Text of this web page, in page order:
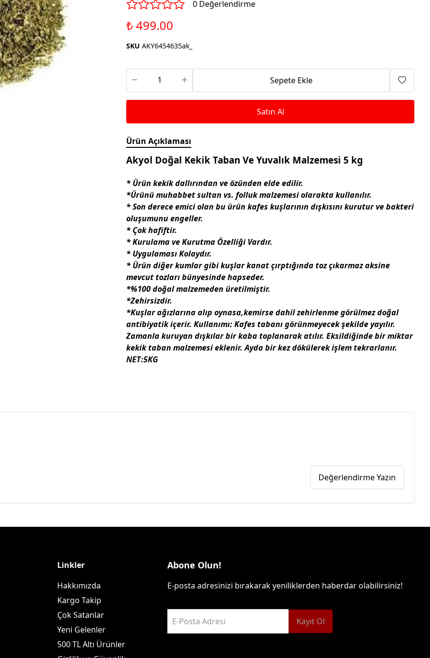
Saka ve Doğa Kuşu
Yemleri
Güvercin Yemleri
Kumlar
Mamalar
Krakerler
Kalamar Kemiği ve Gaga
Aparatları
Isıtma Makineleri
0 Değerlendirme
₺ 499.00
SKU AKY6454635ak_
Sepete Ekle
Satın Al
Ürün Açıklaması
Akyol Doğal Kekik Taban Ve Yuvalık Malzemesi 5 kg
* Ürün kekik dallırından ve özünden elde edilir.
*Ürünü muhabbet sultan vs. folluk malzemesi olarakta kullanılır.
* Son derece emici olan bu ürün kafes kuşlarının dışkısını kurutur ve bakteri
oluşumunu engeller.
* Çok hafiftir.
* Kurulama ve Kurutma Özelliği Vardır.
* Uygulaması Kolaydır.
* Ürün diğer kumlar gibi kuşlar kanat çırptığında toz çıkarmaz aksine
mevcut tozları bünyesinde hapseder.
*%100 doğal malzemeden üretilmiştir.
*Zehirsizdir.
*Kuşlarağızlarınaalıp oynasa,kemirse dahil zehirlenme görülmez doğal
antibiyatik içerir. Kullanımı: Kafes tabanı görünmeyecek şekilde yayılır.
Zamanla kuruyan dışkılar bir kaba toplanarak atılır. Eksildiğinde bir miktar
kekik taban malzemesi eklenir. Ayda bir kez dökülerek işlem tekrarlanır.
NET:5KG
Değerlendirme Yazın
Linkler
Hakkımızda
Kargo Takip
Çok Satanlar
Yeni Gelenler
500 TL Altı Ürünler
Abone Olun!
E-posta adresinizi bırakarak yeniliklerden haberdar olabilirsiniz!
E-Posta Adresi Kayıt Ol